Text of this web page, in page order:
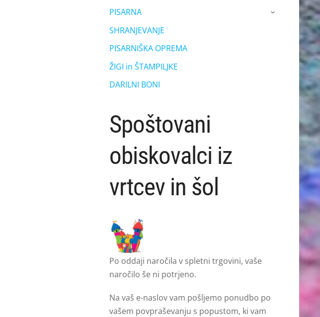
PISARNA
›
SHRANJEVANJE
PISARNIŠKA OPREMA
ŽIGI in ŠTAMPILJKE
DARILNI BONI
Spoštovani
obiskovalci iz
vrtcev in šol
Po oddaji naročila v spletni trgovini, vaše
naročilo še ni potrjeno.
Na vaš e-naslov vam pošljemo ponudbo po
vašem povpraševanju s popustom, ki vam